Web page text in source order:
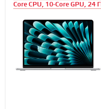
Core CPU, 10-Core GPU, 24